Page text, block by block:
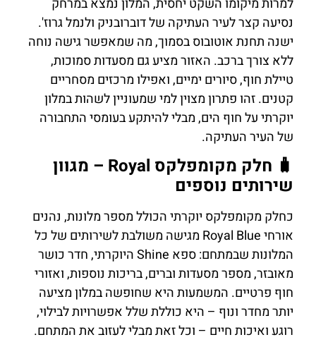
למרות מיקומו השקט יחסית, המלון נמצא במרחק
נסיעה קצר לעיר העתיקה של דוברובניק ולנמל גרוז'.
ישנה תחנת אוטובוס בסמוך, מה שמאפשר גישה נוחה
ללא צורך ברכב. האזור מציע גם מסעדות סמוכות,
טיילת חוף, סיורים ימיים, ואפילו מרכזים מסחריים
קטנים. זהו פתרון מצוין למי שמעוניין לשהות במלון
יוקרתי על חוף הים, מבלי להיתקע בעומסי התחבורה
של העיר העתיקה.
🧳 חלק מקומפלקס Royal – מגוון
שירותים נוספים
כחלק מקומפלקס יוקרתי הכולל מספר מלונות, נהנים
אורחי Royal Blue מגישה משולבת לשירותים של כל
המלונות שבמתחם: ספא Shine היוקרתי, חדר כושר
מאובזר, מספר מסעדות וברים, בריכות נוספות, ואזורי
חוף פרטיים. המשמעות היא שחופשה במלון מציעה
יותר מחדר ונוף – היא כוללת שלל אפשרויות לבילוי,
רוגע ואיכות חיים – וכל זאת מבלי לעזוב את המתחם.